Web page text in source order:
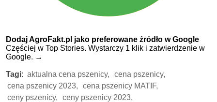
Dodaj AgroFakt.pl jako preferowane źródło w Google
Częściej w Top Stories. Wystarczy 1 klik i zatwierdzenie w
Google. →
Tagi: aktualna cena pszenicy,
cena pszenicy,
cena pszenicy 2023,
cena pszenicy MATIF,
ceny pszenicy,
ceny pszenicy 2023,